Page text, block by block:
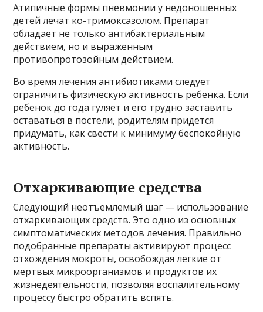
Атипичные формы пневмонии у недоношенных
детей лечат ко-тримоксазолом. Препарат
обладает не только антибактериальным
действием, но и выраженным
противопротозойным действием.
Во время лечения антибиотиками следует
ограничить физическую активность ребенка. Если
ребенок до года гуляет и его трудно заставить
оставаться в постели, родителям придется
придумать, как свести к минимуму беспокойную
активность.
Отхаркивающие средства
Следующий неотъемлемый шаг — использование
отхаркивающих средств. Это одно из основных
симптоматических методов лечения. Правильно
подобранные препараты активируют процесс
отхождения мокроты, освобождая легкие от
мертвых микроорганизмов и продуктов их
жизнедеятельности, позволяя воспалительному
процессу быстро обратить вспять.